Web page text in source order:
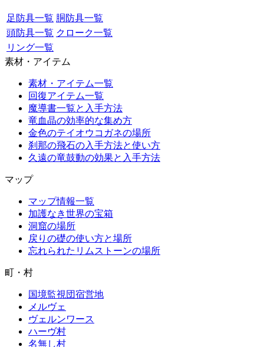
足防具一覧 胴防具一覧
頭防具一覧 クローク一覧
リング一覧
素材・アイテム
素材・アイテム一覧
回復アイテム一覧
魔導書一覧と入手方法
竜血晶の効率的な集め方
金色のテイオウコガネの場所
刹那の飛石の入手方法と使い方
久遠の竜鼓動の効果と入手方法
マップ
マップ情報一覧
加護なき世界の宝箱
洞窟の場所
戻りの礎の使い方と場所
忘れられたリムストーンの場所
町・村
国境監視団宿営地
メルヴェ
ヴェルンワース
ハーヴ村
名無し村